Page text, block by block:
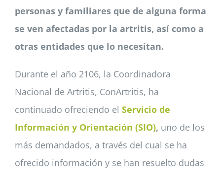
personas y familiares que de alguna forma
se ven afectadas por la artritis, así como a
otras entidades que lo necesitan.
Durante el año 2106, la Coordinadora
Nacional de Artritis, ConArtritis, ha
continuado ofreciendo el Servicio de
Información y Orientación (SIO), uno de los
más demandados, a través del cual se ha
ofrecido información y se han resuelto dudas